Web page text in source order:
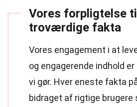
Vores forpligtelse til
troværdige fakta
Vores engagement i at
og engagerende indhold er
vi gør. Hver eneste fakta
bidraget af rigtige brugere